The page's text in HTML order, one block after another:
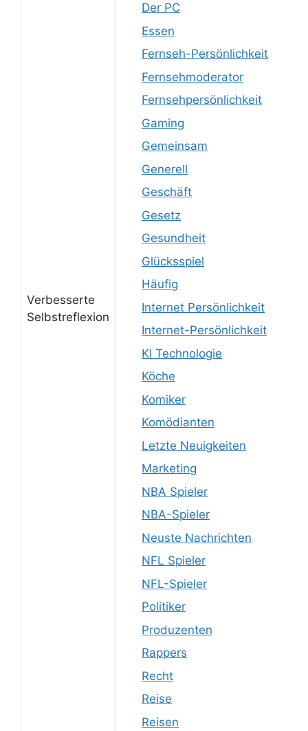
Verbesserte
Selbstreflexion
Der PC
Essen
Fernseh-Persönlichkeit
Fernsehmoderator
Fernsehpersönlichkeit
Gaming
Gemeinsam
Generell
Geschäft
Gesetz
Gesundheit
Glücksspiel
Häufig
Internet Persönlichkeit
Internet-Persönlichkeit
KI Technologie
Köche
Komiker
Komödianten
Letzte Neuigkeiten
Marketing
NBA Spieler
NBA-Spieler
Neuste Nachrichten
NFL Spieler
NFL-Spieler
Politiker
Produzenten
Rappers
Recht
Reise
Reisen